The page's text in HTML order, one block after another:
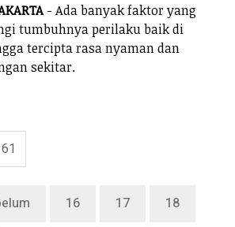
- Ada banyak faktor yang
tumbuhnya perilaku baik di
tercipta rasa nyaman dan
sekitar.
16 17 18